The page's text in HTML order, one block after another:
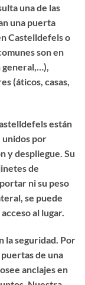
una de las
una puerta
Castelldefels o
son en
general,…),
(áticos, casas,
están
unidos por
y despliegue. Su
de
ni su peso
se puede
al lugar.
la seguridad. Por
de una
anclajes en